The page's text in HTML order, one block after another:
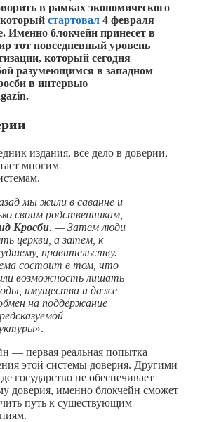
в рамках экономического
стартовал 4 февраля
Именно блокчейн принесет в
тот повседневный уровень
который сегодня
разумеющимся в западном
в интервью
издания, все дело в доверии,
многим
мы жили в саванне и
своим родственникам, —
Кросби. — Затем люди
церкви, а затем, к
правительству.
состоит в том, что
возможность лишать
имущества и даже
на поддержание
».
— первая реальная попытка
этой системы доверия. Другими
государство не обеспечивает
доверия, именно блокчейн сможет
путь к существующим